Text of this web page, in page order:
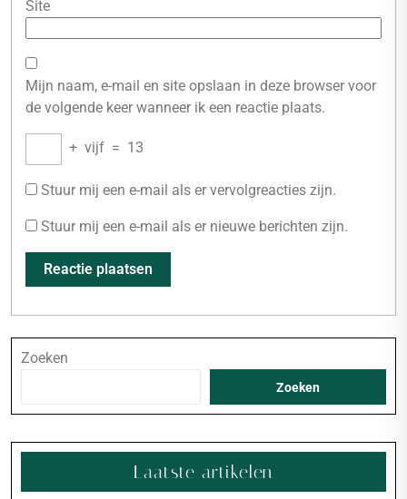
Site
Mijn naam, e-mail en site opslaan in deze browser voor
de volgende keer wanneer ik een reactie plaats.
+ vijf = 13
Stuur mij een e-mail als er vervolgreacties zijn.
Stuur mij een e-mail als er nieuwe berichten zijn.
Zoeken
Zoeken
Laatste artikelen